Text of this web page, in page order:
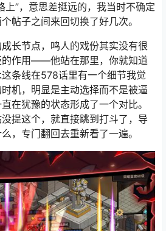
上”，意思差挺远的，我当时不确定
帖子之间来回切换了好几次。
长节点，鸣人的戏份其实没有很
的作用——他站在那里，你就知道
条线在578话里有一个细节我觉
机，明显是主动选择而不是被逼
在犹豫的状态形成了一个对比。
提这个，就直接跳到打斗了，导
，专门翻回去重新看了一遍。